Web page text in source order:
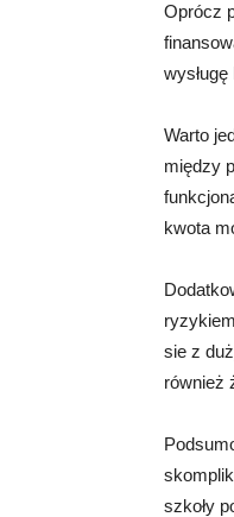
Oprócz
Warto
między
kwota
sie z
również
szkoły